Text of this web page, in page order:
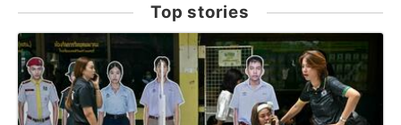
Top stories